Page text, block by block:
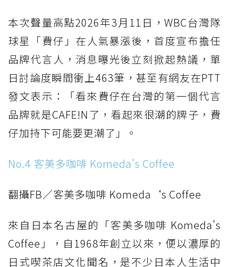
本次聲量高點2026年3月11日，WBC台灣隊
球星「費仔」在人氣暴漲後，首度宣布擔任
品牌代言人，消息曝光後立刻掀起熱議，單
日討論度瞬間衝上463筆，甚至有網友在PTT
發文表示：「看來費仔在台灣的第一個代言
品牌就是CAFE!N了，看起來很潮的牌子，費
仔加持下可能要更潮了」。
No.4 客美多咖啡 Komeda's Coffee
翻攝FB／客美多咖啡 Komeda‘s Coffee
來自日本名古屋的「客美多咖啡 Komeda's
Coffee」，自1968年創立以來，便以濃厚的
日式喫茶店文化聞名，是不少日本人生活中